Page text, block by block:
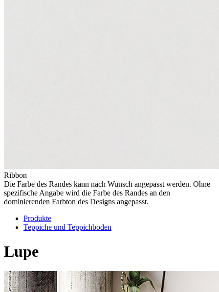
Ribbon
Die Farbe des Randes kann nach Wunsch angepasst werden. Ohne
spezifische Angabe wird die Farbe des Randes an den
dominierenden Farbton des Designs angepasst.
Produkte
Teppiche und Teppichboden
Lupe